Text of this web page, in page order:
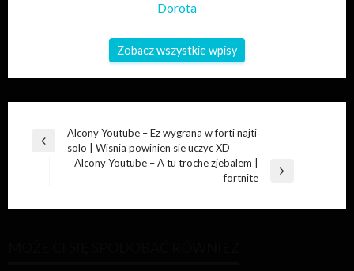
Dorota
Zobacz wszystkie wpisy
Nawigacja
wpisu
Poprzedni
Alcony Youtube – Ez wygrana w forti najti
solo | Wisnia powinien sie uczyc XD
Alcony Youtube – A tu troche zjebalem |
fortnite